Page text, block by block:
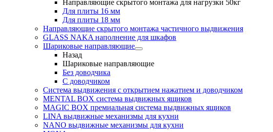
Направляющие скрытого монтажа для нагрузки 50кг
Для плиты 16 мм
Для плиты 18 мм
Направляющие скрытого монтажа частичного выдвижения
GLASS NAKA наполнение для шкафов
Шариковые направляющие
Назад
Шариковые направляющие
Без доводчика
С доводчиком
Система выдвижения с открытием нажатием и доводчиком
MENTAL BOX система выдвижных ящиков
MAGIC BOX премиальная система выдвижных ящиков
LINA выдвижные механизмы для кухни
NANO выдвижные механизмы для кухни